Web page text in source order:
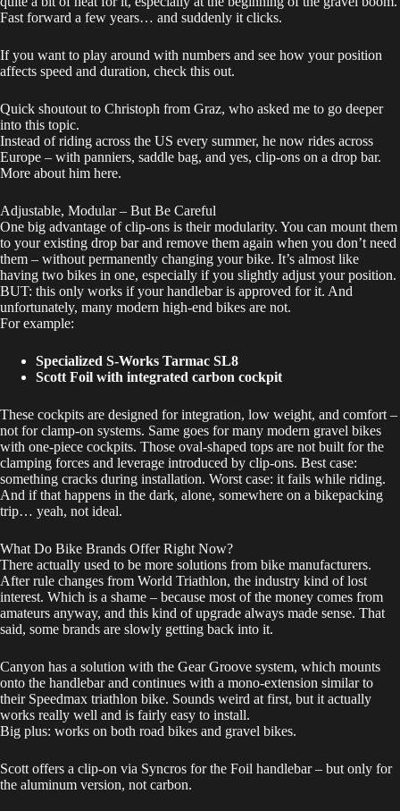
Fast forward a few years… and suddenly it clicks.
If you want to play around with numbers and see how your position
affects speed and duration, check this out.
Quick shoutout to Christoph from Graz, who asked me to go deeper
into this topic.
Instead of riding across the US every summer, he now rides across
Europe – with panniers, saddle bag, and yes, clip-ons on a drop bar.
More about him here.
Adjustable, Modular – But Be Careful
One big advantage of clip-ons is their modularity. You can mount them
to your existing drop bar and remove them again when you don’t need
them – without permanently changing your bike. It’s almost like
having two bikes in one, especially if you slightly adjust your position.
BUT: this only works if your handlebar is approved for it. And
unfortunately, many modern high-end bikes are not.
For example:
Specialized S-Works Tarmac SL8
Scott Foil with integrated carbon cockpit
These cockpits are designed for integration, low weight, and comfort –
not for clamp-on systems. Same goes for many modern gravel bikes
with one-piece cockpits. Those oval-shaped tops are not built for the
clamping forces and leverage introduced by clip-ons. Best case:
something cracks during installation. Worst case: it fails while riding.
And if that happens in the dark, alone, somewhere on a bikepacking
trip… yeah, not ideal.
What Do Bike Brands Offer Right Now?
There actually used to be more solutions from bike manufacturers.
After rule changes from World Triathlon, the industry kind of lost
interest. Which is a shame – because most of the money comes from
amateurs anyway, and this kind of upgrade always made sense. That
said, some brands are slowly getting back into it.
Canyon has a solution with the Gear Groove system, which mounts
onto the handlebar and continues with a mono-extension similar to
their Speedmax triathlon bike. Sounds weird at first, but it actually
works really well and is fairly easy to install.
Big plus: works on both road bikes and gravel bikes.
Scott offers a clip-on via Syncros for the Foil handlebar – but only for
the aluminum version, not carbon.